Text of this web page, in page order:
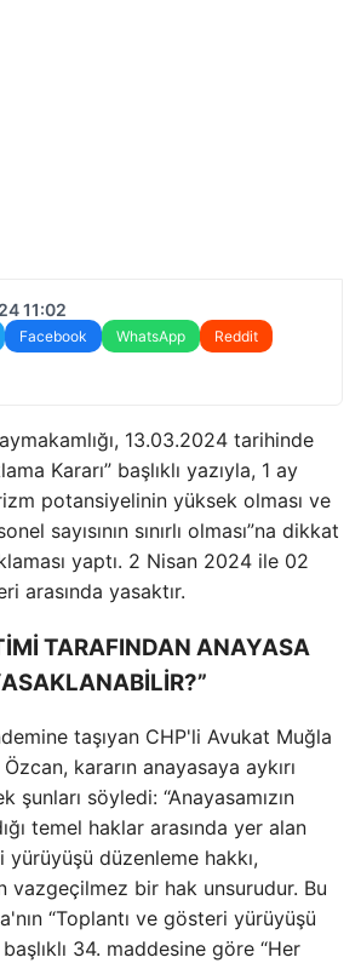
11:02
Facebook WhatsApp
Reddit
13.03.2024 tarihinde
Kararı” başlıklı yazıyla, 1 ay
potansiyelinin yüksek olması ve
sayısının sınırlı olması”na dikkat
yaptı. 2 Nisan 2024 ile 02
​​arasında yasaktır.
TARAFINDAN ANAYASA
taşıyan CHP'li Avukat Muğla
kararın anayasaya aykırı
söyledi: “Anayasamızın
temel haklar arasında yer alan
düzenleme hakkı,
vazgeçilmez bir hak unsurudur. Bu
“Toplantı ve gösteri yürüyüşü
34. maddesine göre “Her